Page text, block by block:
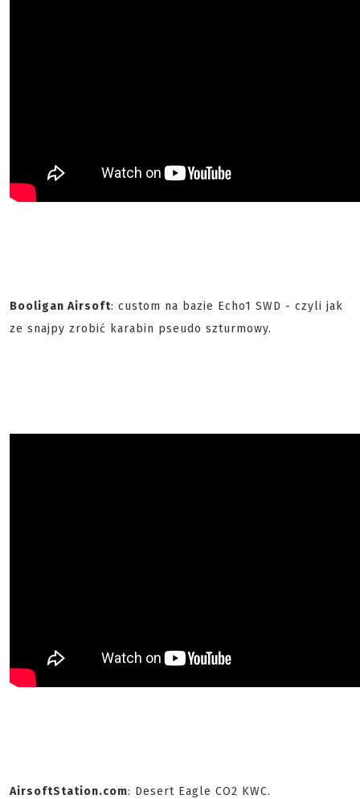
Booligan Airsoft: custom na bazie Echo1 SWD - czyli jak
ze snajpy zrobić karabin pseudo szturmowy.
AirsoftStation.com: Desert Eagle CO2 KWC.